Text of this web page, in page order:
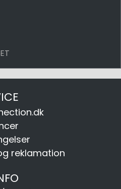
reklamation